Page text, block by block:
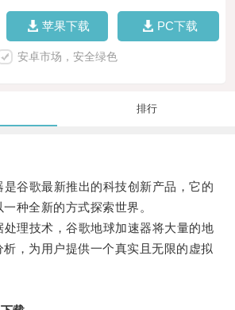
苹果下载 PC下载
安卓市场，安全绿色
排行
歌最新推出的科技创新产品，它的
种全新的方式探索世界。
理技术，谷歌地球加速器将大量的地
，为用户提供一个真实且无限的虚拟